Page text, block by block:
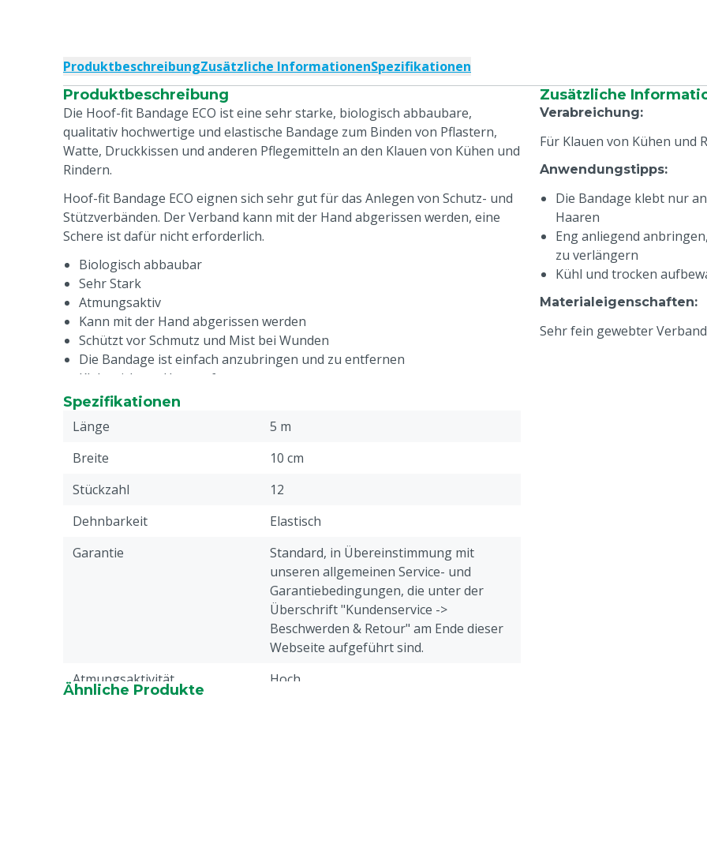
ProduktbeschreibungZusätzliche InformationenSpezifikationen
Produktbeschreibung
Die Hoof-fit Bandage ECO ist eine sehr starke, biologisch abbaubare,
qualitativ hochwertige und elastische Bandage zum Binden von Pflastern,
Watte, Druckkissen und anderen Pflegemitteln an den Klauen von Kühen und
Rindern.
Hoof-fit Bandage ECO eignen sich sehr gut für das Anlegen von Schutz- und
Stützverbänden. Der Verband kann mit der Hand abgerissen werden, eine
Schere ist dafür nicht erforderlich.
Biologisch abbaubar
Sehr Stark
Atmungsaktiv
Kann mit der Hand abgerissen werden
Schützt vor Schmutz und Mist bei Wunden
Die Bandage ist einfach anzubringen und zu entfernen
Klebt nicht an Haaren fest
5 m x 10 cm
Zusätzliche
Verabreichung:
Für Klauen von Kühen und
Anwendungstipps:
Die Bandage klebt nur
Haaren
Eng anliegend
zu verlängern
Kühl und trocken
Materialeigenschaften:
Sehr fein gewebter Verband
Spezifikationen
Länge
5 m
Breite
10 cm
Stückzahl
12
Dehnbarkeit
Elastisch
Garantie
Standard, in Übereinstimmung mit
unseren allgemeinen Service- und
Garantiebedingungen, die unter der
Überschrift "Kundenservice ->
Beschwerden & Retour" am Ende dieser
Webseite aufgeführt sind.
Atmungsaktivität
Hoch
Ähnliche Produkte